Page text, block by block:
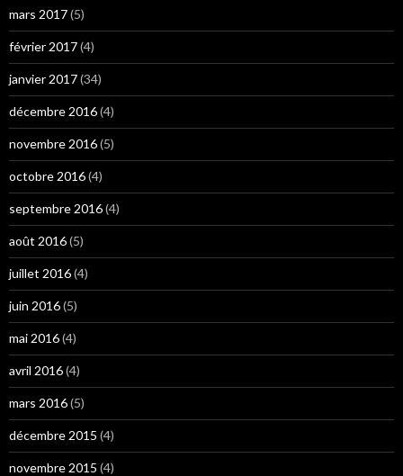
mars 2017(5)
février 2017(4)
janvier 2017(34)
décembre 2016(4)
novembre 2016(5)
octobre 2016(4)
septembre 2016(4)
août 2016(5)
juillet 2016(4)
juin 2016(5)
mai 2016(4)
avril 2016(4)
mars 2016(5)
décembre 2015 (4)
novembre 2015 (4)